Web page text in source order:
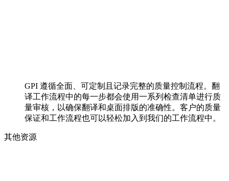
GPI 遵循全面、可定制且记录完整的质量控制流程。翻
译工作流程中的每一步都会使用一系列检查清单进行质
量审核，以确保翻译和桌面排版的准确性。客户的质量
保证和工作流程也可以轻松加入到我们的工作流程中。
其他资源